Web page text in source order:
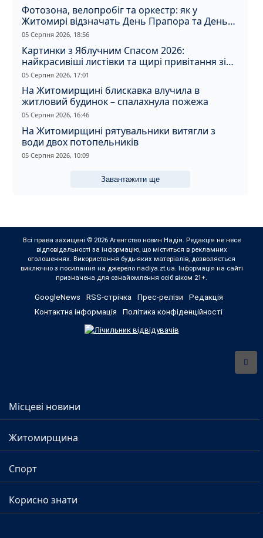
Фотозона, велопробіг та оркестр: як у
Житомирі відзначать День Прапора та День
Незалежності
05 Серпня 2026, 18:56
Картинки з Яблучним Спасом 2026:
найкрасивіші листівки та щирі привітання зі
святом
05 Серпня 2026, 17:01
На Житомирщині блискавка влучила в
житловий будинок – спалахнула пожежа
05 Серпня 2026, 16:46
На Житомирщині рятувальники витягли з
води двох потопельників
05 Серпня 2026, 10:09
Завантажити ще
Всі права захищені © 2026 Агентство новин Надія. Редакція не несе
відповідальності за інформацію, що міститься в рекламних
оголошеннях. Використання будь-яких матеріалів, дозволяється
виключно з посилання на джерело nadiya.zt.ua. Інформація на сайті
призначена для ознайомлення осіб віком 21+.
GoogleNews RSS-стрічка Прес-релізи
Редакція
Контактна інформація
Політика конфіденційності
Місцеві новини
Житомирщина
Спорт
Корисно знати